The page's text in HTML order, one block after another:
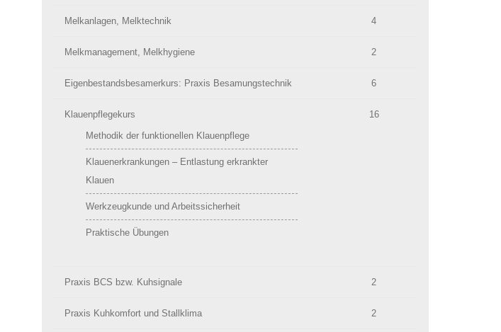
Melkanlagen, Melktechnik 4
Melkmanagement, Melkhygiene 2
Eigenbestandsbesamerkurs: Praxis Besamungstechnik 6
Klauenpflegekurs
Methodik der funktionellen Klauenpflege
Klauenerkrankungen – Entlastung erkrankter
Klauen
Werkzeugkunde und Arbeitssicherheit
Praktische Übungen
16
Praxis BCS bzw. Kuhsignale 2
Praxis Kuhkomfort und Stallklima 2